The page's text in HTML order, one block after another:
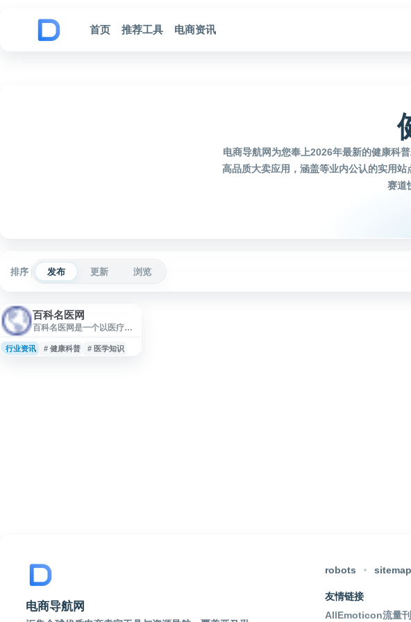
首页
推荐工具 电商资讯
电商导航网为您奉上2026年最新的健康科
高品质大卖应用，涵盖等业内公认的实用
赛道
排序 发布 更新 浏览
百科名医网
百科名医网是一个以医疗健
用户提供疾病、症状、诊疗
常识等相关信息参考。网站
行业资讯 # 健康科普 # 医学知识
电商导航网
robots sitemap
友情链接
AllEmoticon流量刊